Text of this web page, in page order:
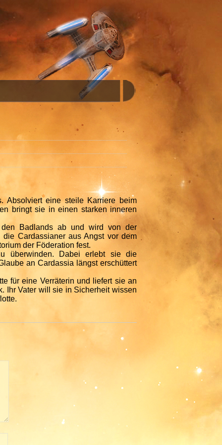
Absolviert eine steile Karriere beim
bringt sie in einen starken inneren
Badlands ab und wird von der
Cardassianer aus Angst vor dem
der Föderation fest.
überwinden. Dabei erlebt sie die
an Cardassia längst erschüttert
für eine Verräterin und liefert sie an
Ihr Vater will sie in Sicherheit wissen